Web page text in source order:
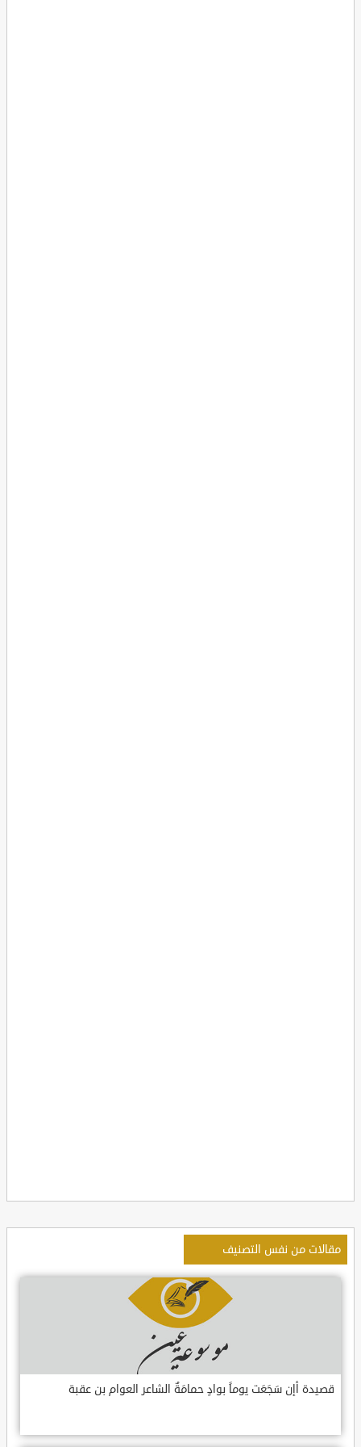
مقالات من نفس التصنيف
قصيدة أإن سَجَعَت يوماً بوادٍ حمامَةٌ الشاعر العوام بن عقبة